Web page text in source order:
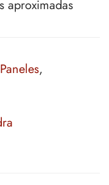
aproximadas
Paneles,